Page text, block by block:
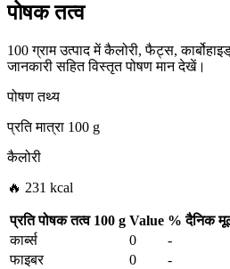
पोषक तत्व
100 ग्राम उत्पाद में कैलोरी, फैट्स,
जानकारी सहित विस्तृत पोषण मान देखें।
पोषण तथ्य
प्रति मात्रा 100 g
कैलोरी
🔥 231 kcal
प्रति पोषक तत्व 100 g Value %दैनिक
कार्ब्स
0
-
फाइबर
0
-